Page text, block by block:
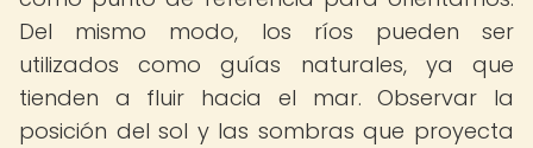
Del mismo modo, los ríos pueden ser
utilizados como guías naturales, ya que
tienden a fluir hacia el mar. Observar la
posición del sol y las sombras que proyecta